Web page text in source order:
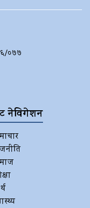
०७७
नेविगेशन